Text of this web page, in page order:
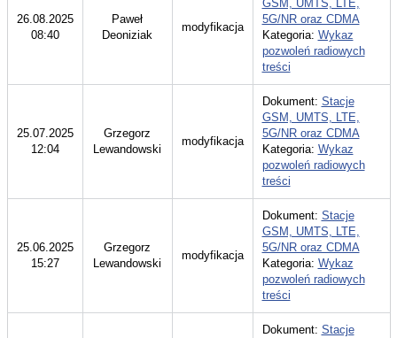
26.08.2025
08:40
Paweł
Deoniziak
modyfikacja
GSM, UMTS, LTE,
5G/NR oraz CDMA
Kategoria: Wykaz
pozwoleń radiowych
treści
25.07.2025
12:04
Grzegorz
Lewandowski
modyfikacja
Dokument: Stacje
GSM, UMTS, LTE,
5G/NR oraz CDMA
Kategoria: Wykaz
pozwoleń radiowych
treści
25.06.2025
15:27
Grzegorz
Lewandowski
modyfikacja
Dokument: Stacje
GSM, UMTS, LTE,
5G/NR oraz CDMA
Kategoria: Wykaz
pozwoleń radiowych
treści
Dokument: Stacje